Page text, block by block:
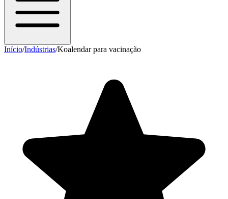
Início/Indústrias/Koalendar para vacinação